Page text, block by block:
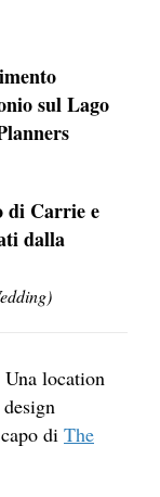
sul Lago
di Carrie e
dalla
Una location
di The